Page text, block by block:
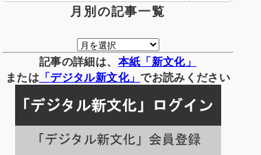
月別の記事一覧
月
別
の
事
一
覧
記事の詳細は、 本紙「新文化」
または 「デジタル新文化」でお読みください